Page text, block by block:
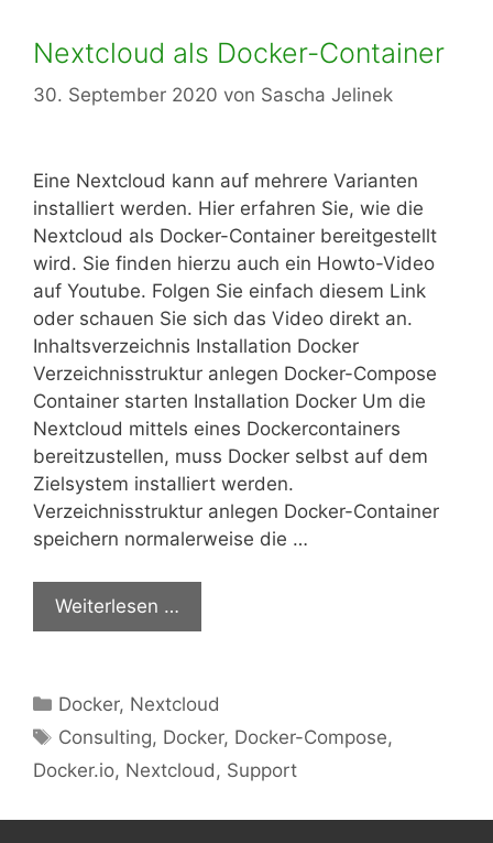
Nextcloud als Docker-Container
30. September 2020 von Sascha Jelinek
Eine Nextcloud kann auf mehrere Varianten
installiert werden. Hier erfahren Sie, wie die
Nextcloud als Docker-Container bereitgestellt
wird. Sie finden hierzu auch ein Howto-Video
auf Youtube. Folgen Sie einfach diesem Link
oder schauen Sie sich das Video direkt an.
Inhaltsverzeichnis Installation Docker
Verzeichnisstruktur anlegen Docker-Compose
Container starten Installation Docker Um die
Nextcloud mittels eines Dockercontainers
bereitzustellen, muss Docker selbst auf dem
Zielsystem installiert werden.
Verzeichnisstruktur anlegen Docker-Container
speichern normalerweise die …
Weiterlesen …
Kategorien
Docker, Nextcloud
Schlagwörter
Consulting, Docker, Docker-Compose,
Docker.io, Nextcloud , Support